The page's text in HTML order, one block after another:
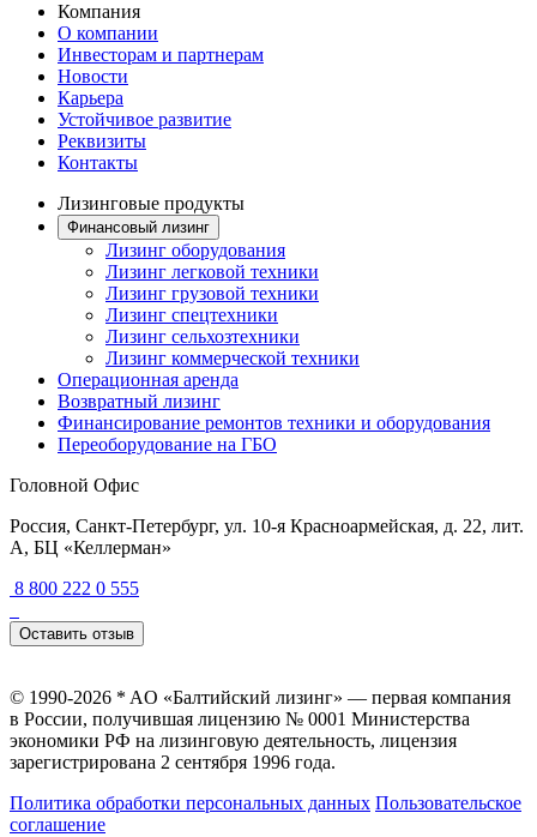
Компания
О компании
Инвесторам и партнерам
Новости
Карьера
Устойчивое развитие
Реквизиты
Контакты
Лизинговые продукты
Финансовый лизинг
Лизинг оборудования
Лизинг легковой техники
Лизинг грузовой техники
Лизинг спецтехники
Лизинг сельхозтехники
Лизинг коммерческой техники
Операционная аренда
Возвратный лизинг
Финансирование ремонтов техники и оборудования
Переоборудование на ГБО
Головной Офис
Россия, Санкт-Петербург, ул. 10-я Красноармейская, д. 22, лит.
А, БЦ «Келлерман»
8 800 222 0 555
Оставить отзыв
© 1990-2026 * AO «Балтийский лизинг» — первая компания
в России, получившая лицензию № 0001 Министерства
экономики РФ на лизинговую деятельность, лицензия
зарегистрирована 2 сентября 1996 года.
Политика обработки персональных данных Пользовательское
соглашение